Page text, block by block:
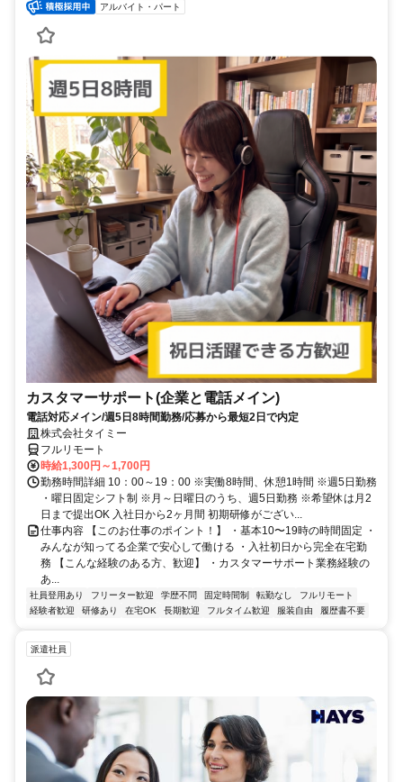
アルバイト・パート
カスタマーサポート(企業と電話メイン)
電話対応メイン/週5日8時間勤務/応募から最短2日で内定
株式会社タイミー
フルリモート
時給1,300円～1,700円
勤務時間詳細 10：00～19：00 ※実働8時間、休憩1時間 ※週5日勤務
・曜日固定シフト制 ※月～日曜日のうち、週5日勤務 ※希望休は月2
日まで提出OK 入社日から2ヶ月間 初期研修がござい...
仕事内容 【このお仕事のポイント！】 ・基本10〜19時の時間固定 ・
みんなが知ってる企業で安心して働ける ・入社初日から完全在宅勤
務 【こんな経験のある方、歓迎】 ・カスタマーサポート業務経験の
あ...
社員登用あり フリーター歓迎 学歴不問 固定時間制 転勤なし
フルリモート
経験者歓迎
研修あり 在宅OK 長期歓迎 フルタイム歓迎 服装自由 履歴書不要
派遣社員